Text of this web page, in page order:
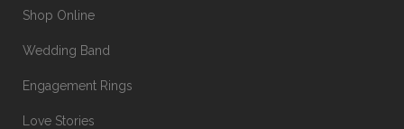
Shop Online
Wedding Band
Engagement Rings
Love Stories